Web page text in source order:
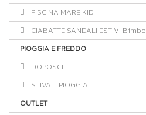
PISCINA MARE KID
CIABATTE SANDALI ESTIVI Bimbo
PIOGGIA E FREDDO
DOPOSCI
STIVALI PIOGGIA
OUTLET